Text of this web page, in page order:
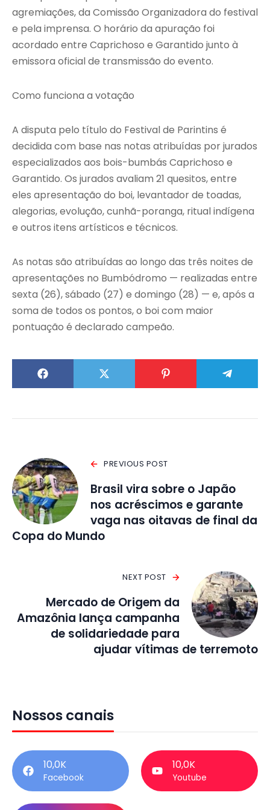
agremiações, da Comissão Organizadora do festival
e pela imprensa. O horário da apuração foi
acordado entre Caprichoso e Garantido junto à
emissora oficial de transmissão do evento.
Como funciona a votação
A disputa pelo título do Festival de Parintins é
decidida com base nas notas atribuídas por jurados
especializados aos bois-bumbás Caprichoso e
Garantido. Os jurados avaliam 21 quesitos, entre
eles apresentação do boi, levantador de toadas,
alegorias, evolução, cunhã-poranga, ritual indígena
e outros itens artísticos e técnicos.
As notas são atribuídas ao longo das três noites de
apresentações no Bumbódromo — realizadas entre
sexta (26), sábado (27) e domingo (28) — e, após a
soma de todos os pontos, o boi com maior
pontuação é declarado campeão.
PREVIOUS POST
Brasil vira sobre o Japão
nos acréscimos e garante
vaga nas oitavas de final da
Copa do Mundo
NEXT POST
Mercado de Origem da
Amazônia lança campanha
de solidariedade para
ajudar vítimas de terremoto
Nossos canais
10,0K
Facebook
10,0K
Youtube